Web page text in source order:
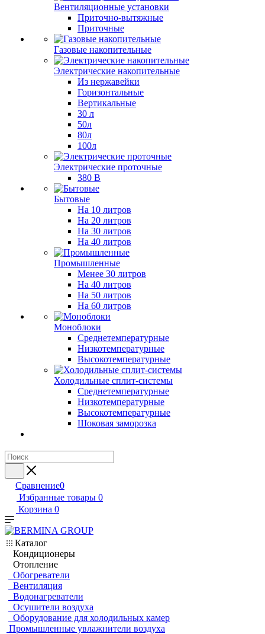
Вентиляционные установки
Приточно-вытяжные
Приточные
Газовые накопительные
Электрические накопительные
Из нержавейки
Горизонтальные
Вертикальные
30 л
50л
80л
100л
Электрические проточные
380 В
Бытовые
На 10 литров
На 20 литров
На 30 литров
На 40 литров
Промышленные
Менее 30 литров
На 40 литров
На 50 литров
На 60 литров
Моноблоки
Среднетемпературные
Низкотемпературные
Высокотемпературные
Холодильные сплит-системы
Среднетемпературные
Низкотемпературные
Высокотемпературные
Шоковая заморозка
Сравнение0
Избранные товары 0
Корзина 0
Каталог
Кондиционеры
Отопление
Обогреватели
Вентиляция
Водонагреватели
Осушители воздуха
Оборудование для холодильных камер
Промышленные увлажнители воздуха